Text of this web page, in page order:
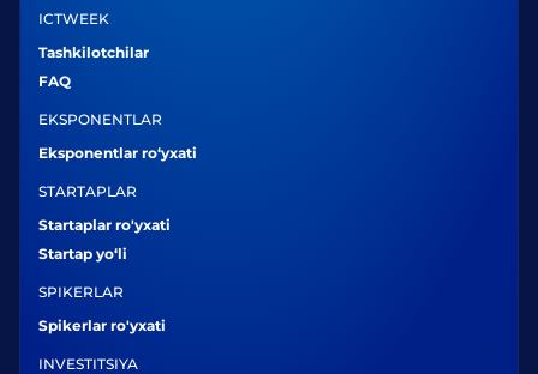
ICTWEEK
Tashkilotchilar
FAQ
EKSPONENTLAR
Eksponentlar ro‘yxati
STARTAPLAR
Startaplar ro'yxati
Startap yo‘li
SPIKERLAR
Spikerlar ro'yxati
INVESTITSIYA